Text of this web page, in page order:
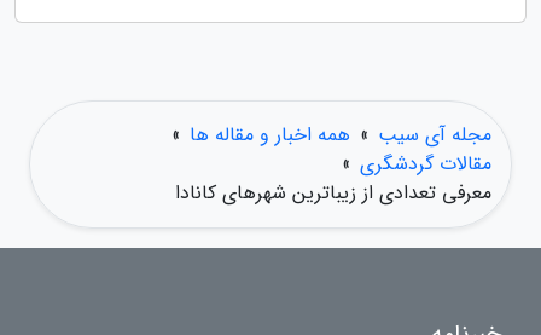
مجله آی سیب » همه اخبار و مقاله ها »
مقالات گردشگری »
معرفی تعدادی از زیباترین شهرهای کانادا